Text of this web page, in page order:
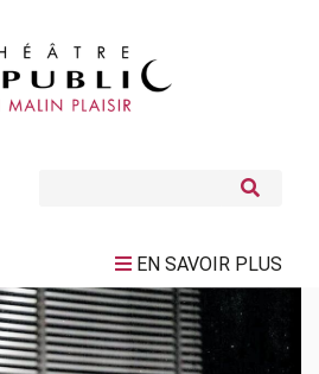
EN SAVOIR PLUS